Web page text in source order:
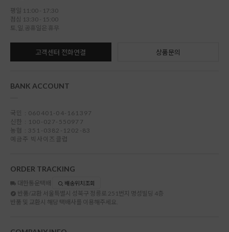
평일 11:00 - 17:30
점심 13:30 - 15:00
토,일,공휴일은 휴무
고객센터 전화연결 상품문의
BANK ACCOUNT
국민 : 060401-04-161397
신한 : 100-027-550977
농협 : 351-0382-1202-83
예금주 빅사이즈클럽
ORDER TRACKING
대한통운택배 배송위치조회
반품/교환 서울특별시 성북구 정릉로 251번지 명성빌딩 4층
반품 및 교환시 해당 택배사를 이용해주세요.